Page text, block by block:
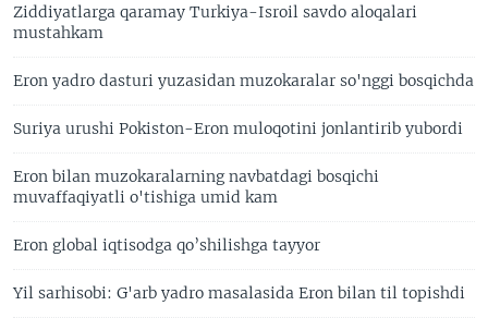
Ziddiyatlarga qaramay Turkiya-Isroil savdo aloqalari
mustahkam
Eron yadro dasturi yuzasidan muzokaralar so'nggi bosqichda
Suriya urushi Pokiston-Eron muloqotini jonlantirib yubordi
Eron bilan muzokaralarning navbatdagi bosqichi
muvaffaqiyatli o'tishiga umid kam
Eron global iqtisodga qo’shilishga tayyor
Yil sarhisobi: G'arb yadro masalasida Eron bilan til topishdi